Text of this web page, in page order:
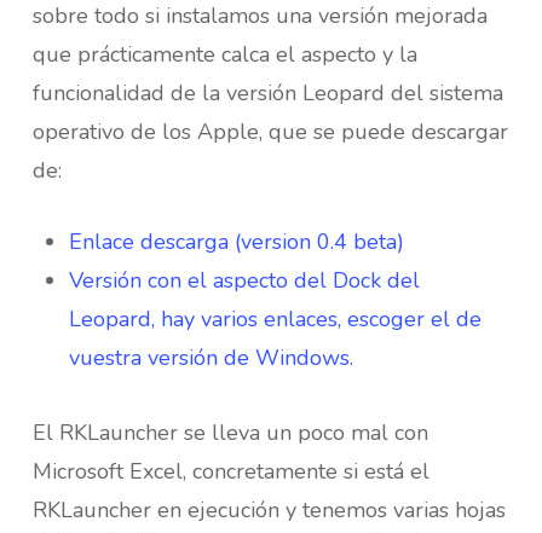
sobre todo si instalamos una versión mejorada
que prácticamente calca el aspecto y la
funcionalidad de la versión Leopard del sistema
operativo de los Apple, que se puede descargar
de:
Enlace descarga (version 0.4 beta)
Versión con el aspecto del Dock del
Leopard, hay varios enlaces, escoger el de
vuestra versión de Windows.
El RKLauncher se lleva un poco mal con
Microsoft Excel, concretamente si está el
RKLauncher en ejecución y tenemos varias hojas